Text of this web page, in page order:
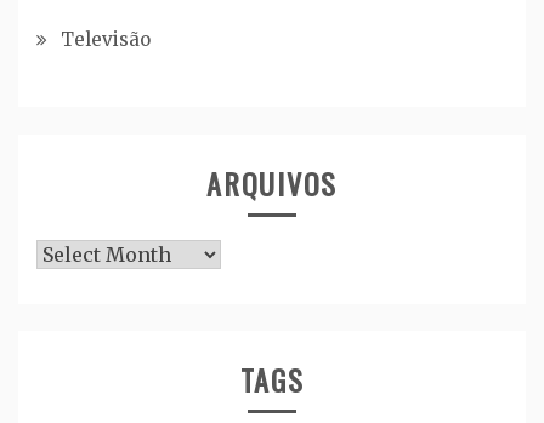
Televisão
ARQUIVOS
Arquivos
TAGS